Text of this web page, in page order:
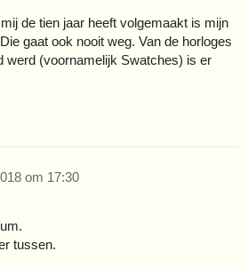
de tien jaar heeft volgemaakt is mijn
gaat ook nooit weg. Van de horloges
werd (voornamelijk Swatches) is er
om 17:30
tussen.